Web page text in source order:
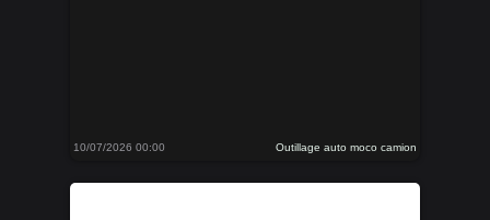
10/07/2026 00:00 Outillage auto moco camion